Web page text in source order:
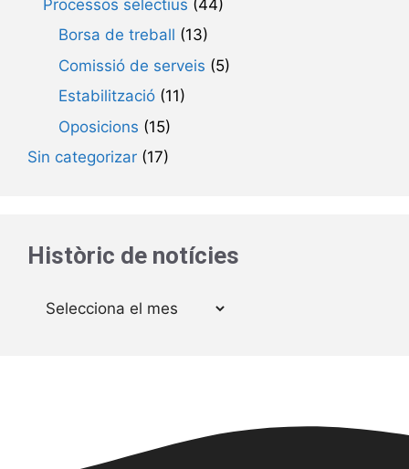
Processos selectius (44)
Borsa de treball (13)
Comissió de serveis (5)
Estabilització (11)
Oposicions (15)
Sin categorizar (17)
Històric de notícies
Arxius